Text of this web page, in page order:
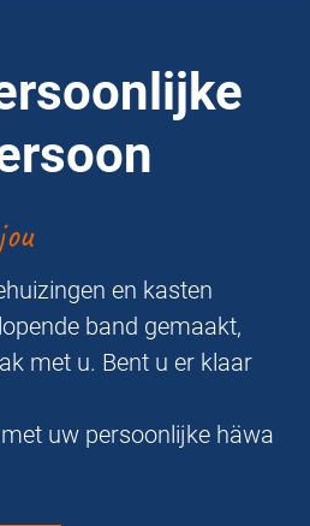
en kasten
band gemaakt,
met u. Bent u er klaar
uw persoonlijke häwa